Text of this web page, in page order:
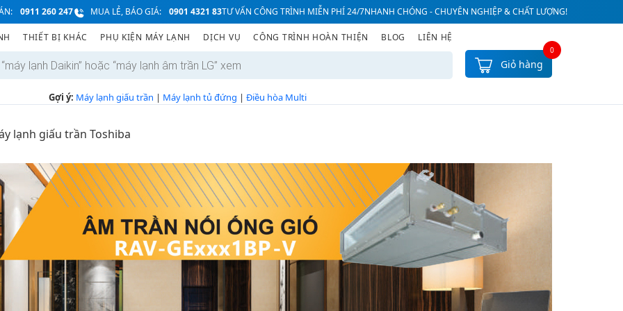
0911 260 247 MUA LẺ, BÁO GIÁ: 0901 4321 83TƯ VẤN CÔNG TRÌNH MIỄN PHÍ 24/7NHANH CHÓNG - CHUYÊN NGHIỆP & CHẤT LƯỢNG!
THIẾT BỊ KHÁC PHỤ KIỆN MÁY LẠNH DỊCH VỤ CÔNG TRÌNH HOÀN THIỆN BLOG LIÊN HỆ
Gợi ý: Máy lạnh giấu trần | Máy lạnh tủ đứng | Điều hòa Multi
Giỏ hàng
0
lạnh giấu trần Toshiba